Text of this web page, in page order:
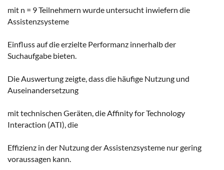
mit n = 9 Teilnehmern wurde untersucht inwiefern die
Assistenzsysteme
Einfluss auf die erzielte Performanz innerhalb der
Suchaufgabe bieten.
Die Auswertung zeigte, dass die häufige Nutzung und
Auseinandersetzung
mit technischen Geräten, die Affinity for Technology
Interaction (ATI), die
Effizienz in der Nutzung der Assistenzsysteme nur gering
voraussagen kann.